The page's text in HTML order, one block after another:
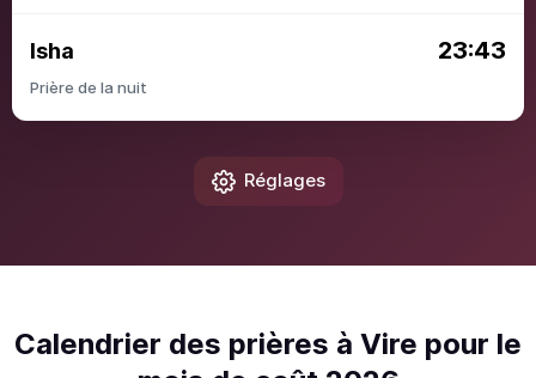
Isha 23:43
Prière de la nuit
Réglages
Calendrier des prières à Vire pour le